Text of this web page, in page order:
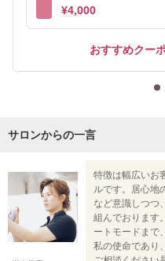
¥4,000
おすすめクー
サロンからの一言
特徴は幅広いお
ルです。居心地
など意識しつつ
組んでおります
ートモードまで
私の使命であり